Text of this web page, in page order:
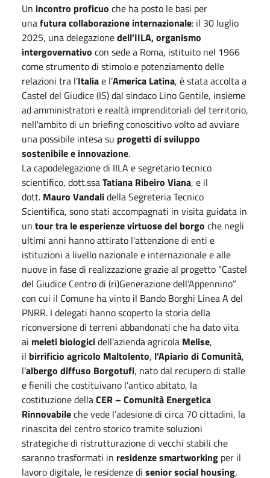
Un incontro proficuo che ha posto le basi per
unafutura collaborazione internazionale: il 30 luglio
2025, una delegazionedell’IILA, organismo
intergovernativo con sede a Roma, istituito nel 1966
come strumento di stimolo e potenziamento delle
relazioni tra l’Italiae l’America Latina, è stata accolta a
Castel del Giudice (IS) dal sindaco Lino Gentile, insieme
ad amministratori e realtà imprenditoriali del territorio,
nell'ambito di un briefing conoscitivo volto ad avviare
una possibile intesa su progetti di sviluppo
sostenibile e innovazione.
La capodelegazione di IILA e segretario tecnico
scientifico, dott.ssaTatiana Ribeiro Viana, e il
dott. Mauro Vandalidella Segreteria Tecnico
Scientifica, sono stati accompagnati in visita guidata in
un tour tra le esperienze virtuose del borgo che negli
ultimi anni hanno attirato l'attenzione di enti e
istituzioni a livello nazionale e internazionale e alle
nuove in fase di realizzazione grazie al progetto “Castel
del Giudice Centro di (ri)Generazione dell’Appennino”
con cui il Comune ha vinto il Bando Borghi Linea A del
PNRR. I delegati hanno scoperto la storia della
riconversione di terreni abbandonati che ha dato vita
ai meleti biologicidell’azienda agricola Melise,
il birrificio agricolo Maltolento, l’Apiario di Comunità,
l’albergo diffuso Borgotufi, nato dal recupero di stalle
e fienili che costituivano l’antico abitato, la
costituzione dellaCER – Comunità Energetica
Rinnovabileche vede l’adesione di circa 70 cittadini, la
rinascita del centro storico tramite soluzioni
strategiche di ristrutturazione di vecchi stabili che
saranno trasformati in residenze smartworking per il
lavoro digitale, le residenze di senior social housing,